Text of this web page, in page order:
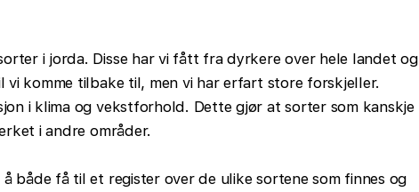
i jorda. Disse har vi fått fra dyrkere over hele landet og
vi komme tilbake til, men vi har erfart store forskjeller.
i klima og vekstforhold. Dette gjør at sorter som kanskje
i andre områder.
både få til et register over de ulike sortene som finnes og